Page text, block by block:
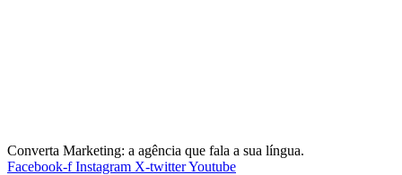
Converta Marketing: a agência que fala a sua língua.
Facebook-f Instagram X-twitterYoutube